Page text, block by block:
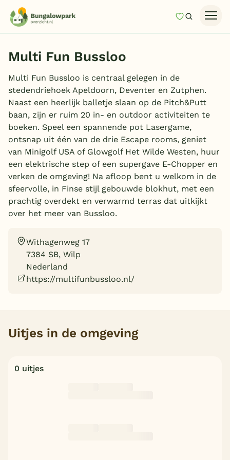
MijnZoeken
Last minutes
Top 12 aanbiedingen
Zomervakantie
Nazomeren
Vakantiehuizen
Vakantiepark keuzehulp
Onze vakantiegidsen
Vakantieparken
Overdekt zwembad
Indoor speeltuin
Keuzehulp
Multi Fun Bussloo
Multi Fun Bussloo is centraal gelegen in de
stedendriehoek Apeldoorn, Deventer en Zutphen.
Naast een heerlijk balletje slaan op de Pitch&Putt
baan, zijn er ruim 20 in- en outdoor activiteiten te
boeken. Speel een spannende pot Lasergame,
ontsnap uit één van de drie Escape rooms, geniet
van Minigolf USA of Glowgolf Het Wilde Westen, huur
een elektrische step of een supergave E-Chopper en
verken de omgeving! Na afloop bent u welkom in de
sfeervolle, in Finse stijl gebouwde blokhut, met een
prachtig overdekt en verwarmd terras dat uitkijkt
over het meer van Bussloo.
Withagenweg 17
7384 SB, Wilp
Nederland
https://multifunbussloo.nl/
Uitjes in de omgeving
0 uitjes